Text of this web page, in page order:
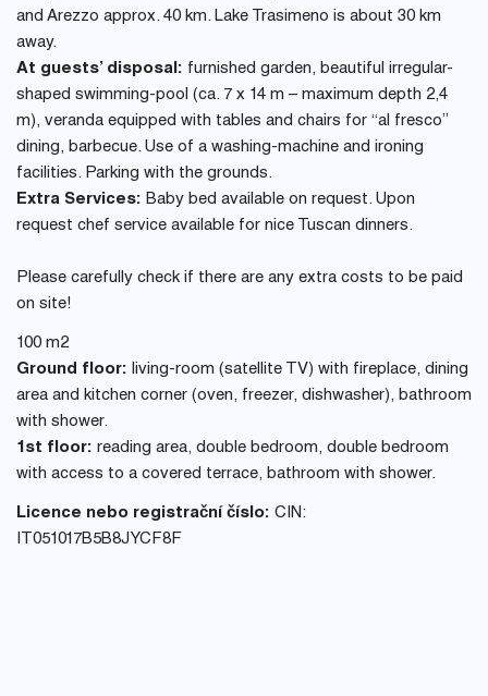
and Arezzo approx. 40 km. Lake Trasimeno is about 30 km
away.
At guests’ disposal: furnished garden, beautiful irregular-
shaped swimming-pool (ca. 7 x 14 m – maximum depth 2,4
m), veranda equipped with tables and chairs for “al fresco”
dining, barbecue. Use of a washing-machine and ironing
facilities. Parking with the grounds.
Extra Services: Baby bed available on request. Upon
request chef service available for nice Tuscan dinners.
Please carefully check if there are any extra costs to be paid
on site!
100 m2
Ground floor: living-room (satellite TV) with fireplace, dining
area and kitchen corner (oven, freezer, dishwasher), bathroom
with shower.
1st floor: reading area, double bedroom, double bedroom
with access to a covered terrace, bathroom with shower.
Licence nebo registrační číslo: CIN:
IT051017B5B8JYCF8F